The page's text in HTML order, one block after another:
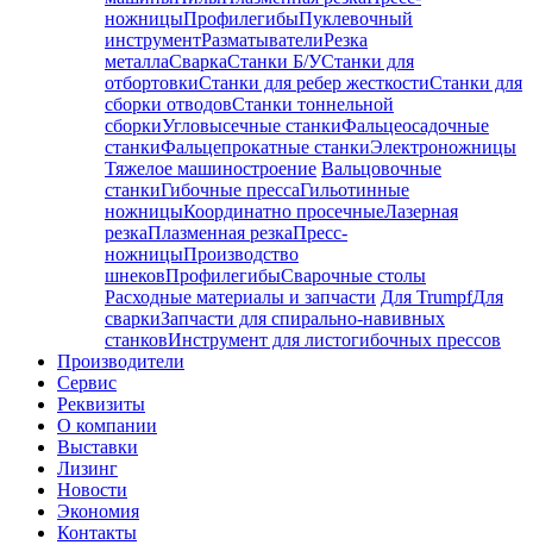
ножницыПрофилегибыПуклевочный
инструментРазматывателиРезка
металлаСваркаСтанки Б/УСтанки для
отбортовкиСтанки для ребер жесткостиСтанки для
сборки отводовСтанки тоннельной
сборкиУгловысечные станкиФальцеосадочные
станкиФальцепрокатные станкиЭлектроножницы
Тяжелое машиностроение Вальцовочные
станкиГибочные прессаГильотинные
ножницыКоординатно просечныеЛазерная
резкаПлазменная резкаПресс-
ножницыПроизводство
шнековПрофилегибыСварочные столы
Расходные материалы и запчасти Для TrumpfДля
сваркиЗапчасти для спирально-навивных
станковИнструмент для листогибочных прессов
Производители
Сервис
Реквизиты
О компании
Выставки
Лизинг
Новости
Экономия
Контакты